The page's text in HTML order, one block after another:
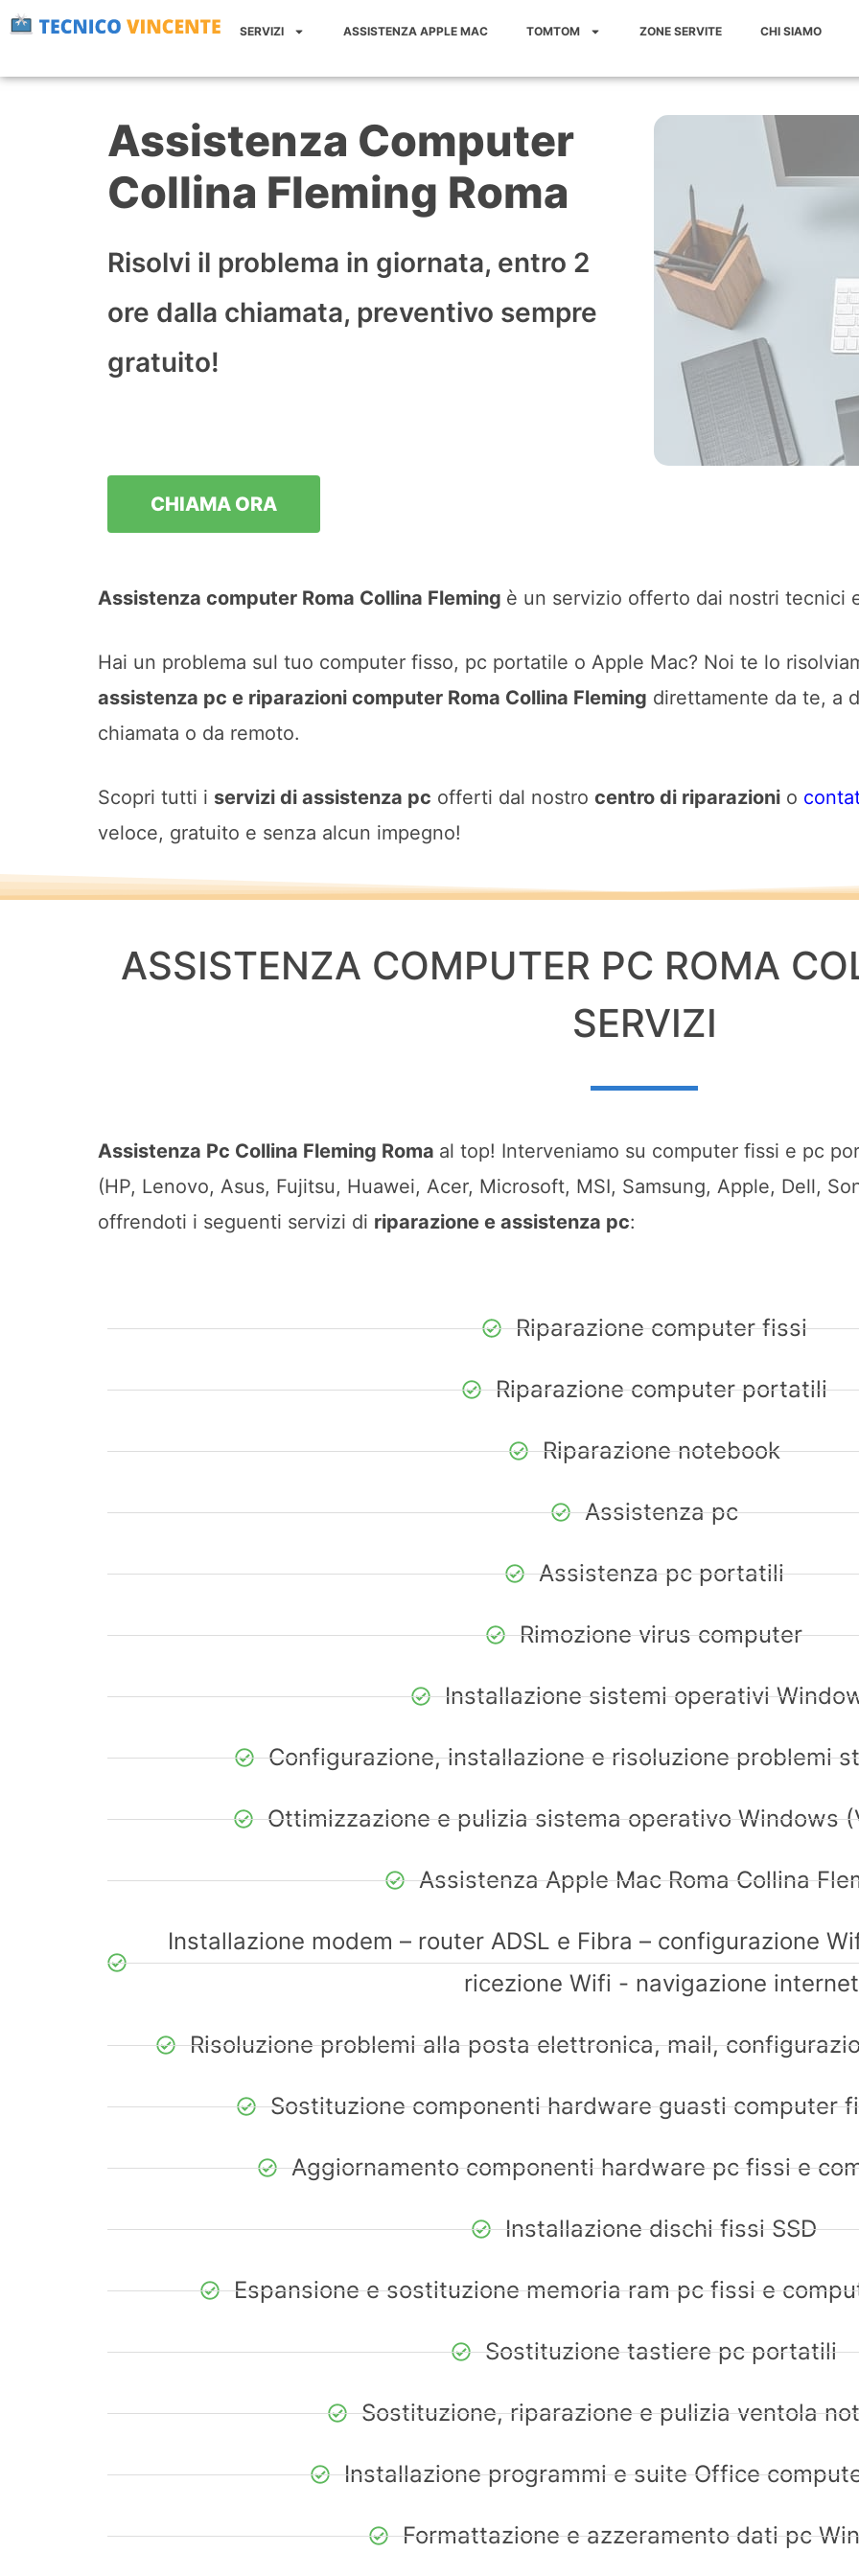
Vai
al
SERVIZI ASSISTENZA APPLE MAC TOMTOM ZONE SERVITE CHI SIAMO
Assistenza Computer
Collina Fleming Roma
Risolvi il problema in giornata, entro 2
ore dalla chiamata, preventivo sempre
gratuito!
CHIAMA ORA
Assistenza computer Roma Collina Fleming è un servizio offerto dai nostri tecnici
Hai un problema sul tuo computer fisso, pc portatile o Apple Mac? Noi te lo
assistenza pc e riparazioni computer Roma Collina Fleming direttamente da te, a
chiamata o da remoto.
Scopri tutti i servizi di assistenza pc offerti dal nostro centro di riparazioni o
veloce, gratuito e senza alcun impegno!
ASSISTENZA COMPUTER PC ROMA
SERVIZI
Assistenza Pc Collina Fleming Roma al top! Interveniamo su computer fissi e pc
(HP, Lenovo, Asus, Fujitsu, Huawei, Acer, Microsoft, MSI, Samsung, Apple, Dell,
offrendoti i seguenti servizi di riparazione e assistenza pc:
Riparazione computer fissi
Riparazione computer portatili
Riparazione notebook
Assistenza pc
Assistenza pc portatili
Rimozione virus computer
Installazione sistemi operativi
Configurazione, installazione e risoluzione problemi
Ottimizzazione e pulizia sistema operativo Windows
Assistenza Apple Mac Roma Collina
Installazione modem – router ADSL e Fibra – configurazione
ricezione Wifi - navigazione internet
Risoluzione problemi alla posta elettronica, mail,
Sostituzione componenti hardware guasti computer
Aggiornamento componenti hardware pc fissi e
Installazione dischi fissi SSD
Espansione e sostituzione memoria ram pc fissi e
Sostituzione tastiere pc portatili
Sostituzione, riparazione e pulizia ventola
Installazione programmi e suite Office
Formattazione e azzeramento dati pc